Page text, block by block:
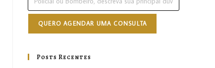
QUERO AGENDAR UMA CONSULTA
Posts Recentes